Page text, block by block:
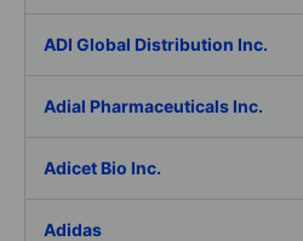
ADI Global Distribution Inc.
Adial Pharmaceuticals Inc.
Adicet Bio Inc.
Adidas